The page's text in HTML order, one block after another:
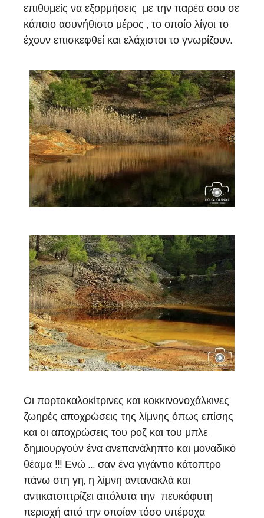
επιθυμείς να εξορμήσεις με την παρέα σου σε
κάποιο ασυνήθιστο μέρος , το οποίο λίγοι το
έχουν επισκεφθεί και ελάχιστοι το γνωρίζουν.
Οι πορτοκαλοκίτρινες και κοκκινονοχάλκινες
ζωηρές αποχρώσεις της λίμνης όπως επίσης
και οι αποχρώσεις του ροζ και του μπλε
δημιουργούν ένα ανεπανάληπτο και μοναδικό
θέαμα !!! Ενώ … σαν ένα γιγάντιο κάτοπτρο
πάνω στη γη, η λίμνη αντανακλά και
αντικατοπτρίζει απόλυτα την πευκόφυτη
περιοχή από την οποίαν τόσο υπέροχα